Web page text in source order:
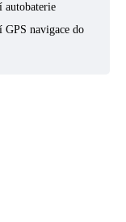
autobaterie
GPS navigace do